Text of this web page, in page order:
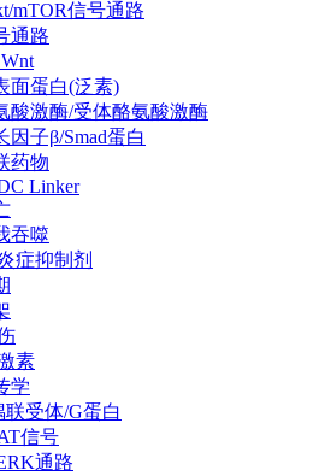
mTOR信号通路
通路
面蛋白(泛素)
酸激酶/受体酪氨酸激酶
因子β/Smad蛋白
药物
Linker
吞噬
症抑制剂
素
学
联受体/G蛋白
信号
通路